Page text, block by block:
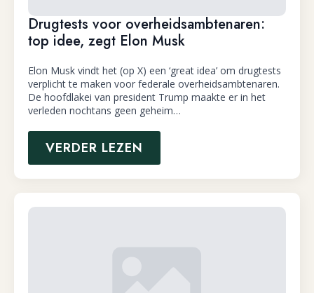
Drugtests voor overheidsambtenaren:
top idee, zegt Elon Musk
Elon Musk vindt het (op X) een ‘great idea’ om drugtests
verplicht te maken voor federale overheidsambtenaren.
De hoofdlakei van president Trump maakte er in het
verleden nochtans geen geheim…
VERDER LEZEN